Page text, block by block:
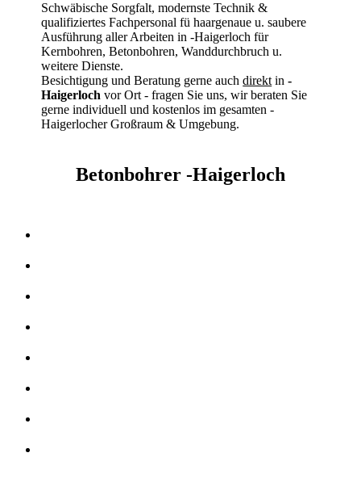
Schwäbische Sorgfalt, modernste Technik &
qualifiziertes Fachpersonalfü haargenaue u. saubere
Ausführung aller Arbeitenin -Haigerloch für
Kernbohren, Betonbohren, Wanddurchbruch u.
weitere Dienste.
Besichtigung und Beratung gerne auchdirekt in-
Haigerloch vor Ort - fragen Sie uns, wir beraten Sie
gerne individuell und kostenlos im gesamten -
Haigerlocher Großraum & Umgebung.
Betonbohrer -Haigerloch